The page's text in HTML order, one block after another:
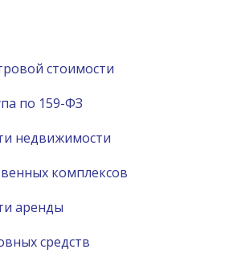
стоимости
по 159-ФЗ
недвижимости
комплексов
аренды
средств